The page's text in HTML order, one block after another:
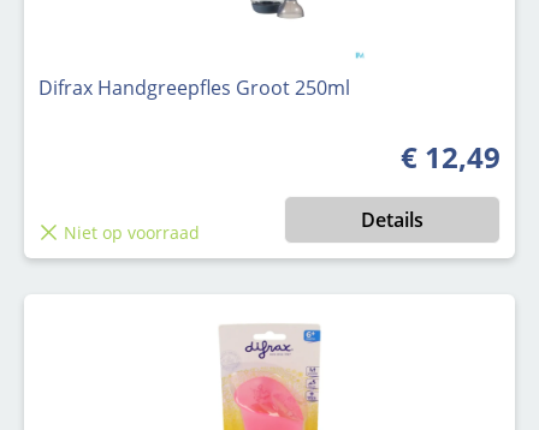
Difrax Handgreepfles Groot 250ml
Normale
€ 12,49
Niet op voorraad Details